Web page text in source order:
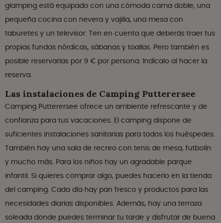
glamping está equipado con una cómoda cama doble, una
pequeña cocina con nevera y vajilla, una mesa con
taburetes y un televisor. Ten en cuenta que deberás traer tus
propias fundas nórdicas, sábanas y toallas. Pero también es
posible reservarlas por 9 € por persona. Indícalo al hacer la
reserva.
Las instalaciones de Camping Putterersee
Camping Putterersee ofrece un ambiente refrescante y de
confianza para tus vacaciones. El camping dispone de
suficientes instalaciones sanitarias para todos los huéspedes.
También hay una sala de recreo con tenis de mesa, futbolín
y mucho más. Para los niños hay un agradable parque
infantil. Si quieres comprar algo, puedes hacerlo en la tienda
del camping. Cada día hay pan fresco y productos para las
necesidades diarias disponibles. Además, hay una terraza
soleada donde puedes terminar tu tarde y disfrutar de buena